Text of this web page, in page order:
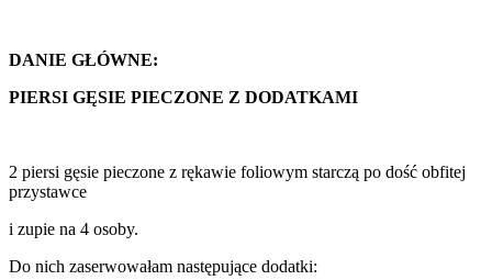
DANIE GŁÓWNE:
PIERSI GĘSIE PIECZONE Z DODATKAMI
2 piersi gęsie pieczone z rękawie foliowym starczą po dość obfitej
przystawce
i zupie na 4 osoby.
Do nich zaserwowałam następujące dodatki: